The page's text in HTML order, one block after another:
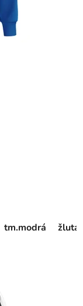
tm.modrá žlutá